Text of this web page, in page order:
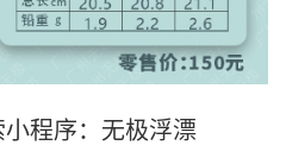
程序：无极浮漂